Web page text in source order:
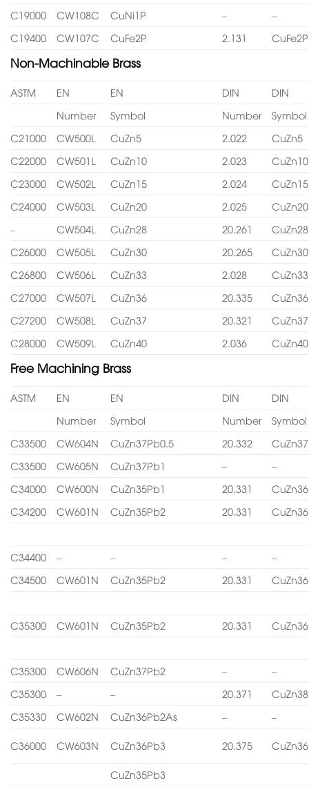
C19000
CW108C CuNi1P –
–
C19400
CW107C CuFe2P 2.131 CuFe2P
Non-Machinable Brass
ASTM EN EN DIN
DIN
Number
Symbol Number
Symbol
C21000
CW500L CuZn5 2.022
CuZn5
C22000
CW501L CuZn10 2.023
CuZn10
C23000
CW502L CuZn15 2.024
CuZn15
C24000
CW503L CuZn20 2.025
CuZn20
–
CW504L CuZn28 20.261
CuZn28
C26000
CW505L CuZn30 20.265
CuZn30
C26800
CW506L CuZn33 2.028
CuZn33
C27000
CW507L CuZn36 20.335
CuZn36
C27200
CW508L CuZn37 20.321
CuZn37
C28000
CW509L CuZn40 2.036 CuZn40
Free Machining Brass
ASTM EN EN DIN
DIN
Number
Symbol Number
Symbol
C33500
CW604N CuZn37Pb0.5 20.332
C33500
CW605N CuZn37Pb1 –
–
C34000
CW600N CuZn35Pb1 20.331
C34200
CW601N CuZn35Pb2 20.331
C34400 – – –
–
C34500
CW601N CuZn35Pb2 20.331
C35300 CW601N CuZn35Pb2 20.331
C35300 CW606N CuZn37Pb2 –
–
C35300
– – 20.371
C35330
CW602N CuZn36Pb2As – –
C36000 CW603N CuZn36Pb3 20.375
CuZn35Pb3